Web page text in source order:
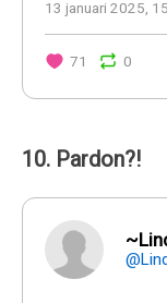
13 januari 2025,
71 0
10. Pardon?!